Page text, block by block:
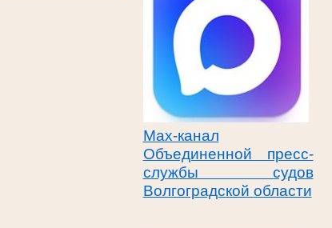
Max-канал
Объединенной пресс-
службы судов
Волгоградской области